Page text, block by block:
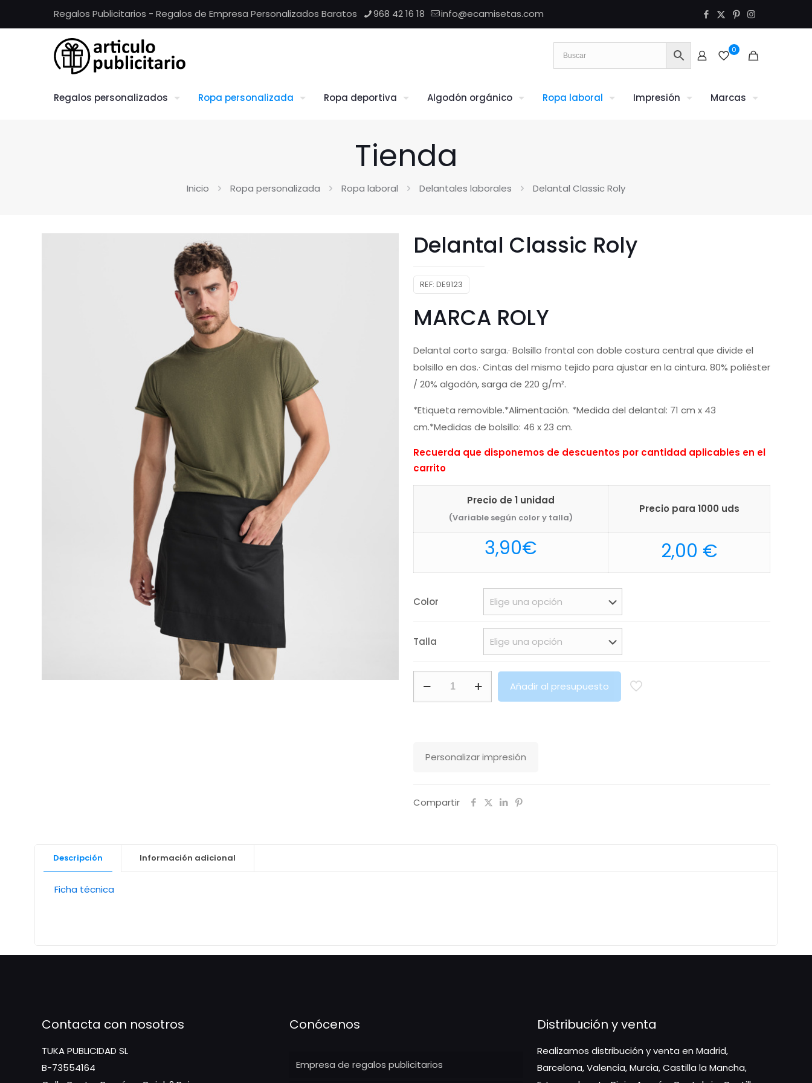
Regalos Publicitarios - Regalos de Empresa Personalizados Baratos 968 42 16 18 info@ecamisetas.com
0
Regalos personalizados Ropa personalizada Ropa deportiva Algodón orgánico Ropa laboral Impresión Marcas
Tienda
Inicio Ropa personalizada Ropa laboral Delantales laborales Delantal Classic Roly
Delantal Classic Roly
REF: DE9123
MARCA ROLY
Delantal corto sarga.· Bolsillo frontal con doble costura central que divide el
bolsillo en dos.· Cintas del mismo tejido para ajustar en la cintura. 80% poliéster
/ 20% algodón, sarga de 220 g/m².
*Etiqueta removible.*Alimentación. *Medida del delantal: 71 cm x 43
cm.*Medidas de bolsillo: 46 x 23 cm.
Recuerda que disponemos de descuentos por cantidad aplicables en el
carrito
Precio de 1 unidad
(Variable según color y talla)
Precio para 1000 uds
3,90€ 2,00 €
Color
Talla
Añadir al presupuesto
Personalizar impresión
Compartir
Descripción Información adicional
Ficha técnica
Contacta con nosotros
TUKA PUBLICIDAD SL
B-73554164
Conócenos
Empresa de regalos publicitarios
Distribución y venta
Realizamos distribución y venta en Madrid,
Barcelona, Valencia, Murcia, Castilla la Mancha,